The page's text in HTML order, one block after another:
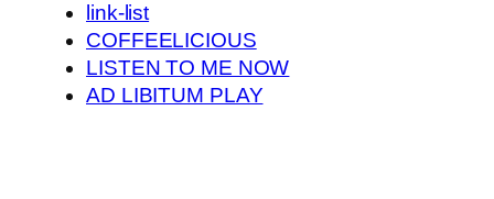
link-list
COFFEELICIOUS
LISTEN TO ME NOW
AD LIBITUM PLAY